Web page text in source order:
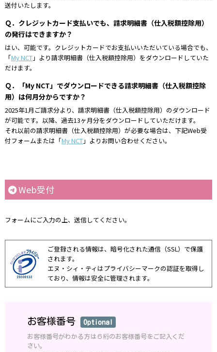
送付いたします。
Ｑ．クレジットカード支払いでも、請求明細書（仕入税額控除用）
の発行はできますか？
はい、可能です。クレジットカードでお支払いいただいている場合でも、
「My NCT 」より請求明細書（仕入税額控除用）をダウンロードしていた
だけます。
Ｑ．「My NCT」でダウンロードできる請求明細書（仕入税額控除
用）は何月分からですか？
2025年1月ご請求分より、請求明細書（仕入税額控除用）のダウンロード
が可能です。以降、過去13ヶ月分をダウンロードしていただけます。
それ以前の請求明細書（仕入税額控除用）が必要な場合は、下記Web受
付フォームまたは「My NCT 」よりお問い合わせください。
Web受付
フォームにご入力の上、送信してください。
ご登録される情報は、暗号化された通信（SSL）で保護
されます。
エヌ・シィ・ティはプライバシーマークの認証を取得し
ており、情報は安全に管理されます。